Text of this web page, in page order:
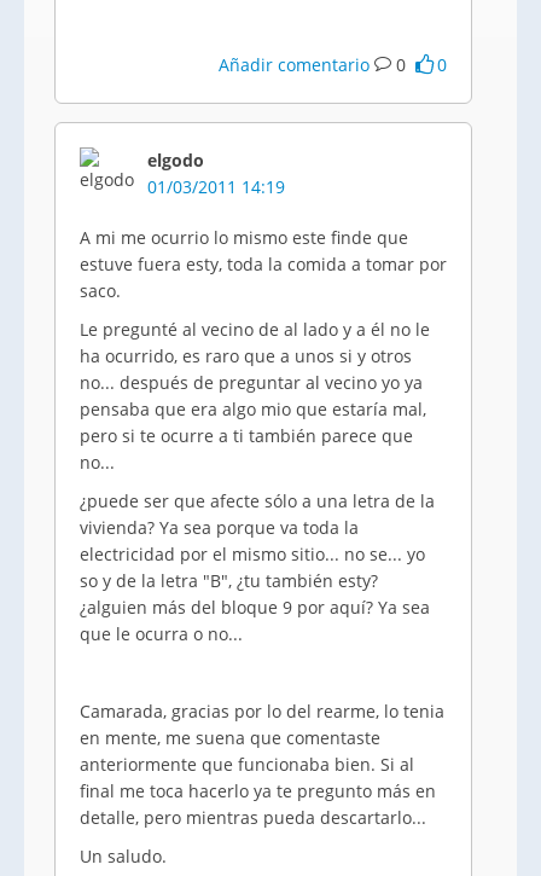
Añadir comentario 0 0
elgodo
01/03/2011 14:19
A mi me ocurrio lo mismo este finde que
estuve fuera esty, toda la comida a tomar por
saco.
Le pregunté al vecino de al lado y a él no le
ha ocurrido, es raro que a unos si y otros
no... después de preguntar al vecino yo ya
pensaba que era algo mio que estaría mal,
pero si te ocurre a ti también parece que
no...
¿puede ser que afecte sólo a una letra de la
vivienda? Ya sea porque va toda la
electricidad por el mismo sitio... no se... yo
so y de la letra "B", ¿tu también esty?
¿alguien más del bloque 9 por aquí? Ya sea
que le ocurra o no...
Camarada, gracias por lo del rearme, lo tenia
en mente, me suena que comentaste
anteriormente que funcionaba bien. Si al
final me toca hacerlo ya te pregunto más en
detalle, pero mientras pueda descartarlo...
Un saludo.